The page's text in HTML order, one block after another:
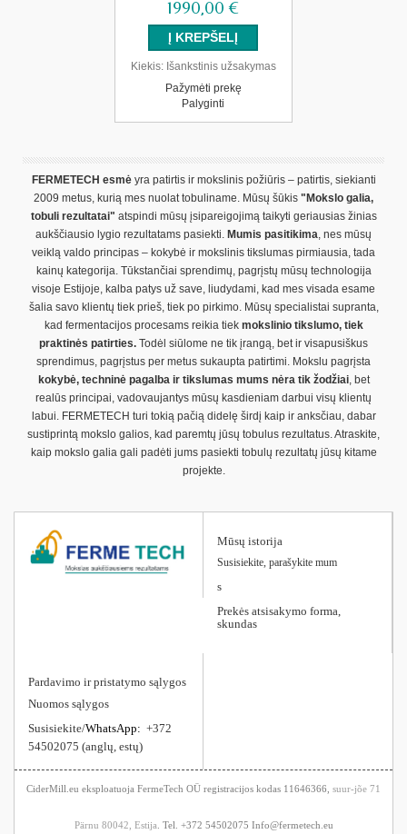
1990,00 €
Kiekis: Išankstinis užsakymas
Pažymėti prekę
Palyginti
FERMETECH esmėyra patirtis ir mokslinis požiūris – patirtis, siekianti
2009 metus, kurią mes nuolat tobuliname. Mūsų šūkis "Mokslo galia,
tobuli rezultatai" atspindi mūsų įsipareigojimą taikyti geriausias žinias
aukščiausio lygio rezultatams pasiekti. Mumis pasitikima, nes mūsų
veiklą valdo principas – kokybė ir mokslinis tikslumas pirmiausia, tada
kainų kategorija. Tūkstančiai sprendimų, pagrįstų mūsų technologija
visoje Estijoje, kalba patys už save, liudydami, kad mes visada esame
šalia savo klientų tiek prieš, tiek po pirkimo. Mūsų specialistai supranta,
kad fermentacijos procesams reikia tiek mokslinio tikslumo, tiek
praktinės patirties. Todėl siūlome ne tik įrangą, bet ir visapusiškus
sprendimus, pagrįstus per metus sukaupta patirtimi. Mokslu pagrįsta
kokybė, techninė pagalba ir tikslumas mums nėra tik žodžiai, bet
realūs principai, vadovaujantys mūsų kasdieniam darbui visų klientų
labui. FERMETECH turi tokią pačią didelę širdį kaip ir anksčiau, dabar
sustiprintą mokslo galios, kad paremtų jūsų tobulus rezultatus. Atraskite,
kaip mokslo galia gali padėti jums pasiekti tobulų rezultatų jūsų kitame
projekte.
Mūsų istorija
Susisiekite, parašykite mum
s
Prekės atsisakymo forma,
skundas
Pardavimo ir pristatymo sąlygos
Nuomos sąlygos
Susisiekite/WhatsApp: +372
54502075 (anglų, estų)
CiderMill.eu eksploatuoja FermeTech OÜ registracijos kodas 11646366, suur-jõe 71
Pärnu 80042, Estija . Tel. +372 54502075 Info@fermetech.eu